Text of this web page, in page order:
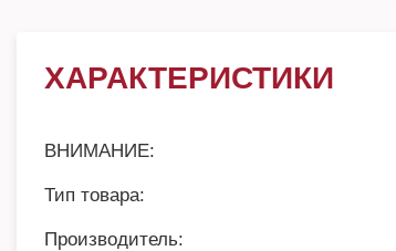
ХАРАКТЕРИСТИКИ
ВНИМАНИЕ:
Тип товара:
Производитель: